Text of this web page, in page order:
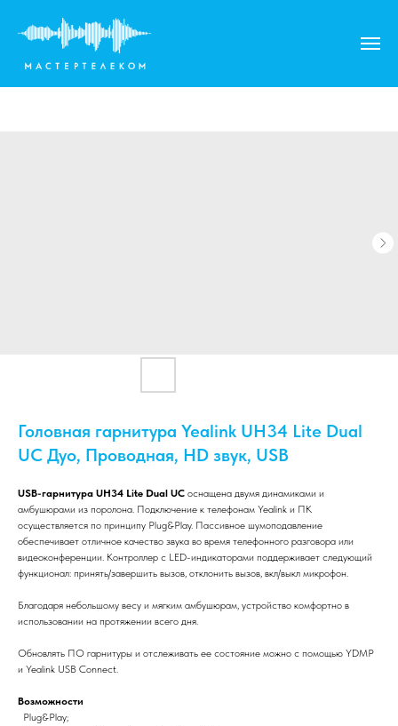
Головная гарнитура Yealink UH34 Lite Dual
UC Дуо, Проводная, HD звук, USB
USB-гарнитура UH34 Lite Dual UC оснащена двумя динамиками и
амбушюрами из поролона. Подключение к телефонам Yealink и ПК
осуществляется по принципу Plug&Play. Пассивное шумоподавление
обеспечивает отличное качество звука во время телефонного разговора или
видеоконференции. Контроллер с LED-индикаторами поддерживает следующий
функционал: принять/завершить вызов, отклонить вызов, вкл/выкл микрофон.
Благодаря небольшому весу и мягким амбушюрам, устройство комфортно в
использовании на протяжении всего дня.
Обновлять ПО гарнитуры и отслеживать ее состояние можно с помощью YDMP
и Yealink USB Connect.
Возможности
Plug&Play;